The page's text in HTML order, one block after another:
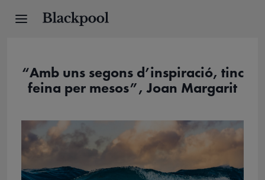
“Amb uns segons d’inspiració, tinc
feina per mesos”, Joan Margarit